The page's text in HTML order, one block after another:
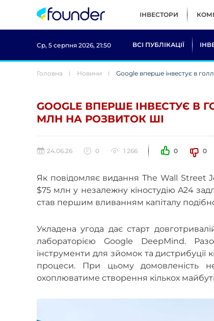
ІНВЕСТОРИ
Ср, 5 серпня 2026, 21:50 ВСІ ПУБЛІКАЦІЇ
Головна Новини Google вперше інвестує в
GOOGLE ВПЕРШЕ ІНВЕСТУЄ В
МЛН НА РОЗВИТОК ШІ
24.06.26 0 1 266 0 0
Як повідомляє видання The Wall Street
$75 млн у незалежну кіностудію A24
став першим вливанням капіталу
Укладена угода дає старт
лабораторією Google DeepMind.
інструменти для зйомок та дистрибуції
процеси. При цьому домовленість
охоплюватиме створення кількох